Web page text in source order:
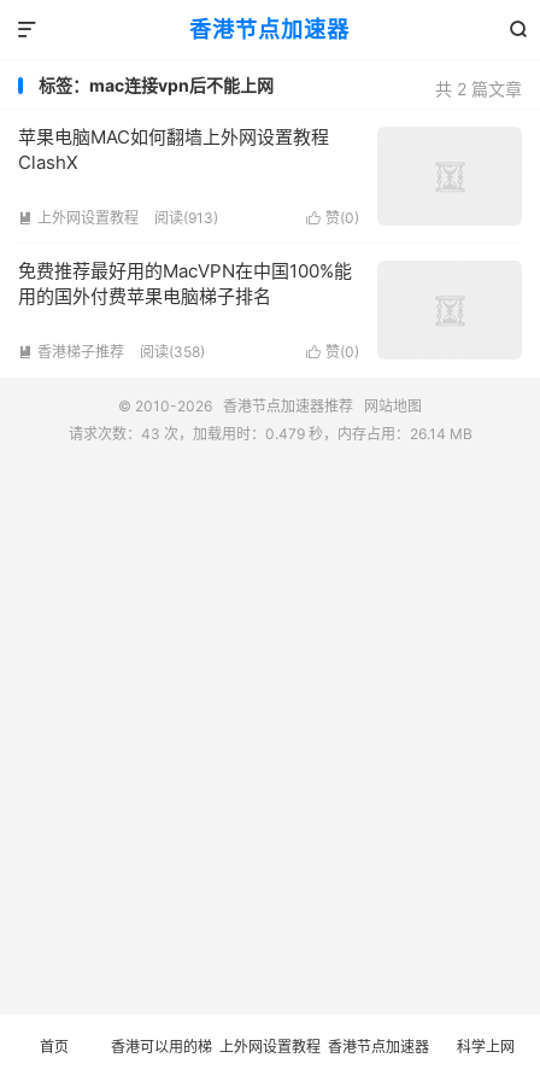
香港节点加速器 

共 2 篇文章
标签：mac连接vpn后不能上网
苹果电脑MAC如何翻墙上外网设置教程
ClashX
 赞(0)
 上外网设置教程 阅读(913)
免费推荐最好用的MacVPN在中国100%能
用的国外付费苹果电脑梯子排名
 赞(0)
 香港梯子推荐 阅读(358)
© 2010-2026 香港节点加速器推荐
网站地图
请求次数：43 次，加载用时：0.479 秒，内存占用：26.14 MB
首页 香港可以用的梯 上外网设置教程 香港节点加速器 科学上网